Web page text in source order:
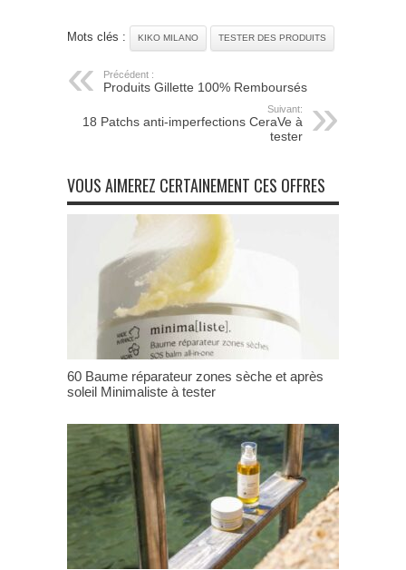
Mots clés : KIKO MILANO TESTER DES PRODUITS
Précédent :
Produits Gillette 100% Remboursés
Suivant:
18 Patchs anti-imperfections CeraVe à
tester
VOUS AIMEREZ CERTAINEMENT CES OFFRES
60 Baume réparateur zones sèche et après
soleil Minimaliste à tester